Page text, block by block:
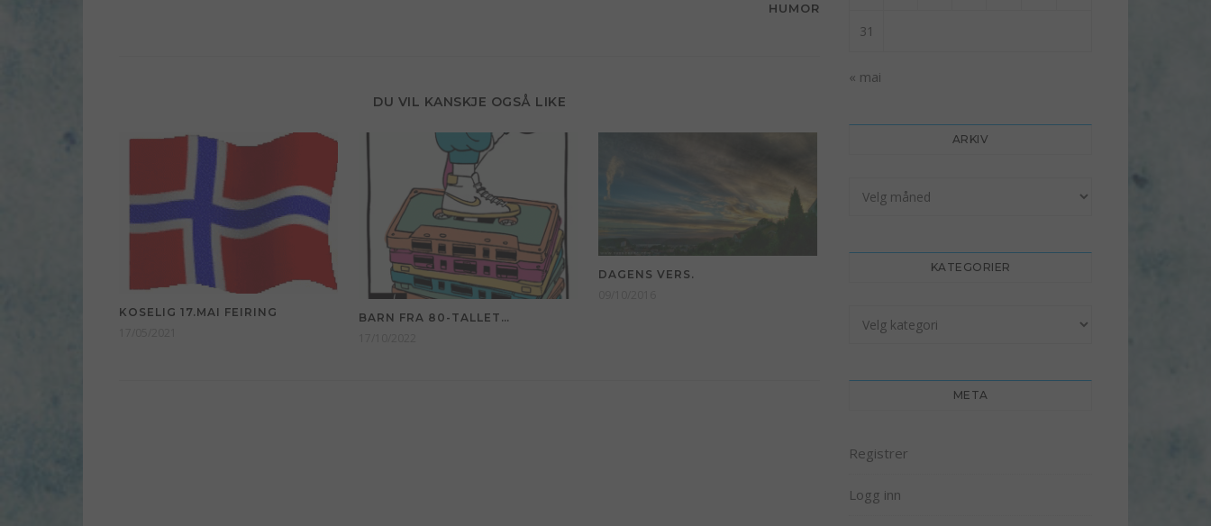
HUMOR
DU VIL KANSKJE OGSÅ LIKE
KOSELIG 17.MAI FEIRING BARN FRA 80-TALLET…
DAGENS VERS.
31
« mai
ARKIV
KATEGORIER
Kategorier
META
Registrer
Logg inn